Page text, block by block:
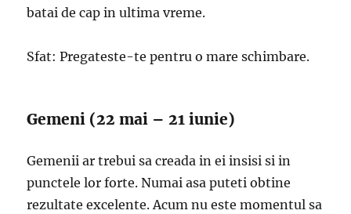
batai de cap in ultima vreme.
Sfat: Pregateste-te pentru o mare schimbare.
Gemeni (22 mai – 21 iunie)
Gemenii ar trebui sa creada in ei insisi si in
punctele lor forte. Numai asa puteti obtine
rezultate excelente. Acum nu este momentul sa